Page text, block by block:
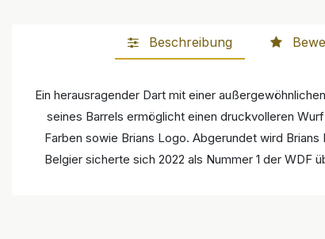
Beschreibung
Ein herausragender Dart mit einer
seines Barrels ermöglicht einen druckvolleren
Farben sowie Brians Logo. Abgerundet wird
Belgier sicherte sich 2022 als Nummer 1 der WDF